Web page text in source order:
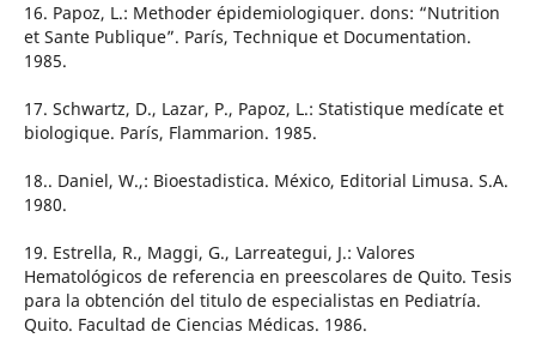
16. Papoz, L.: Methoder épidemiologiquer. dons: “Nutrition
et Sante Publique”. París, Technique et Documentation.
1985.
17. Schwartz, D., Lazar, P., Papoz, L.: Statistique medícate et
biologique. París, Flammarion. 1985.
18.. Daniel, W.,: Bioestadistica. México, Editorial Limusa. S.A.
1980.
19. Estrella, R., Maggi, G., Larreategui, J.: Valores
Hematológicos de referencia en preescolares de Quito. Tesis
para la obtención del titulo de especialistas en Pediatría.
Quito. Facultad de Ciencias Médicas. 1986.